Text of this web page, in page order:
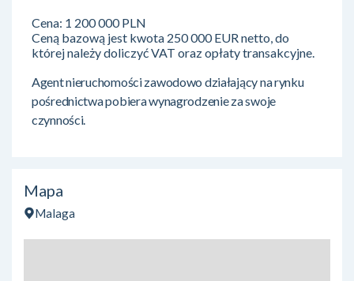
Cena: 1 200 000 PLN
Ceną bazową jest kwota 250 000 EUR netto, do
której należy doliczyć VAT oraz opłaty transakcyjne.
Agent nieruchomości zawodowo działający na rynku
pośrednictwa pobiera wynagrodzenie za swoje
czynności.
Mapa
Malaga